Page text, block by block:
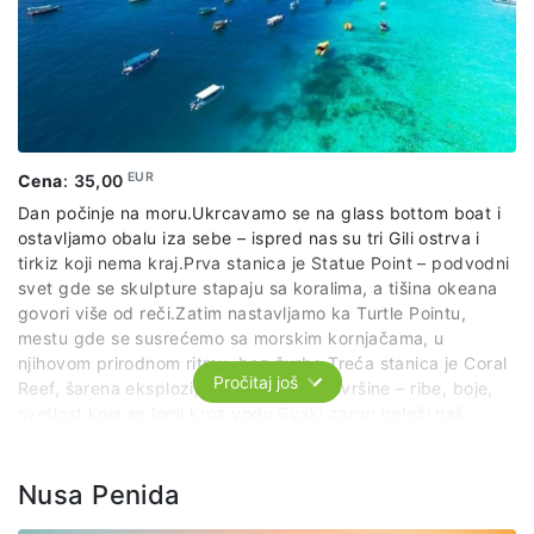
Cena: 35,00EUR
Dan počinje na moru.Ukrcavamo se na glass bottom boat i
ostavljamo obalu iza sebe – ispred nas su tri Gili ostrva i
tirkiz koji nema kraj.Prva stanica je Statue Point – podvodni
svet gde se skulpture stapaju sa koralima, a tišina okeana
govori više od reči.Zatim nastavljamo ka Turtle Pointu,
mestu gde se susrećemo sa morskim kornjačama, u
njihovom prirodnom ritmu, bez žurbe.Treća stanica je Coral
Reef, šarena eksplozija života ispod površine – ribe, boje,
tišina.
Pročitaj još
Nusa Penida